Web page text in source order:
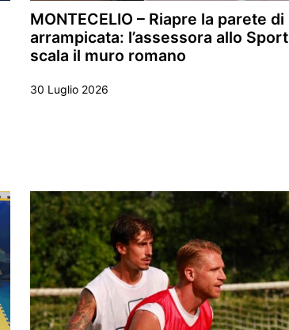
MONTECELIO – Riapre la parete di
arrampicata: l’assessora allo Sport
scala il muro romano
30 Luglio 2026